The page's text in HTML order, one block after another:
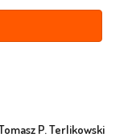
P. Terlikowski